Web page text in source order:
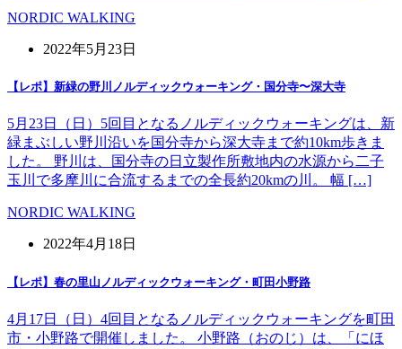
NORDIC WALKING
2022年5月23日
【レポ】新緑の野川ノルディックウォーキング・国分寺〜深大寺
5月23日（日）5回目となるノルディックウォーキングは、新
緑まぶしい野川沿いを国分寺から深大寺まで約10km歩きま
した。 野川は、国分寺の日立製作所敷地内の水源から二子
玉川で多摩川に合流するまでの全長約20kmの川。 幅 […]
NORDIC WALKING
2022年4月18日
【レポ】春の里山ノルディックウォーキング・町田小野路
4月17日（日）4回目となるノルディックウォーキングを町田
市・小野路で開催しました。 小野路（おのじ）は、「にほ